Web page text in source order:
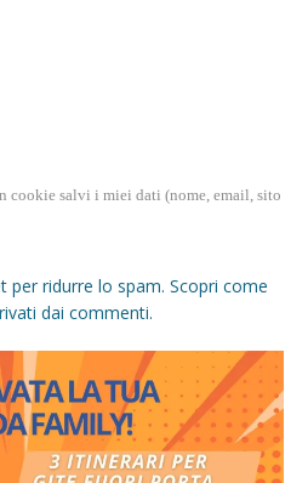
cookie salvi i miei dati (nome, email, sito
per ridurre lo spam. Scopri come
dai commenti.